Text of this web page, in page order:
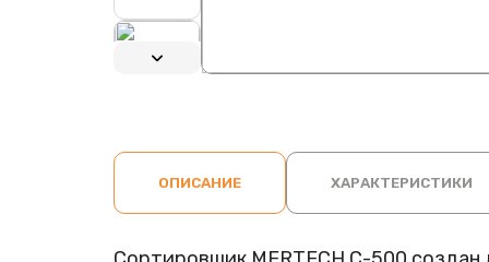
ОПИСАНИЕ ХАРАКТЕРИСТИКИ